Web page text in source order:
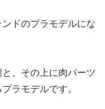
ドのプラモデルにな
、その上に肉パーツ
ラモデルです。